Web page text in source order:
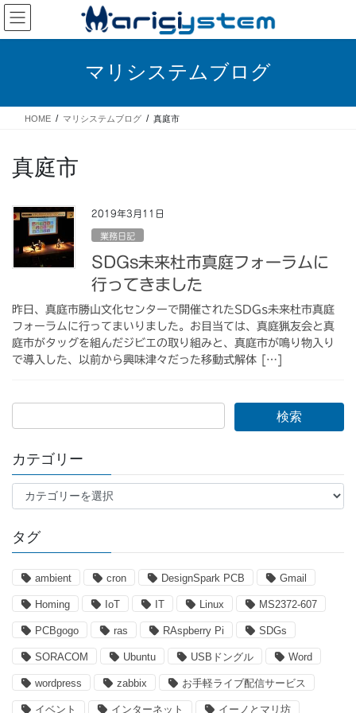
コ
ン
テ
ス
ナ
ビ
ゲ
ン
マリシステムブログ
HOME マリシステムブログ 真庭市
真庭市
2019年3月11日
業務日記
SDGs未来杜市真庭フォーラムに
行ってきました
昨日、真庭市勝山文化センターで開催されたSDGs未来杜市真庭
フォーラムに行ってまいりました。お目当ては、真庭猟友会と真
庭市がタッグを組んだジビエの取り組みと、真庭市が鳴り物入り
で導入した、以前から興味津々だった移動式解体 […]
カテゴリー
テ
リ
ー
タグ
ambient cron DesignSpark PCB Gmail
Homing IoT IT Linux MS2372-607
PCBgogo ras RAspberry Pi SDGs
SORACOM Ubuntu USBドングル Word
wordpress zabbix お手軽ライブ配信サービス
イベント インターネット イーノとマリ坊